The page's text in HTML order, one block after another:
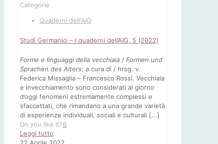
Categorie
Quaderni dell'AIG
Studi Germanici – I quaderni dell’AIG, 5 (2022)
Forme e linguaggi della vecchiaia / Formen und
Sprachen des Alters; a cura di / hrsg. v.
Federica Missaglia – Francesco Rossi. Vecchiaia
e invecchiamento sono considerati al giorno
d’oggi fenomeni estremamente complessi e
sfaccettati, che rimandano a una grande varietà
di esperienze individuali, sociali e culturali [...]
Do you like it?6
Leggi tutto
Studi